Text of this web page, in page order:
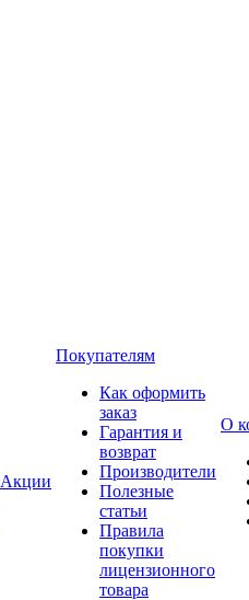
Акции
Покупателям
Как оформить
заказ
Гарантия и
возврат
Производители
Полезные
статьи
Правила
покупки
лицензионного
товара
О